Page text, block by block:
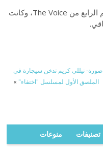
بدأت الحلقات المباشرة في الموسم الرابع من The Voice، وكانت
صورة- نيللي كريم تدخن سيجارة في
الملصق الأول لمسلسل "اختفاء" »
تصنيفات منوعات